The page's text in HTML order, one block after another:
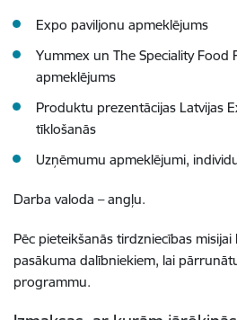
Expo paviljonu apmeklējums
Yummex un The Speciality Food
apmeklējums
Produktu prezentācijas Latvijas
tīklošanās
Uzņēmumu apmeklējumi,
Darba valoda –angļu.
Pēc pieteikšanās tirdzniecības misijai
pasākuma dalībniekiem, lai
programmu.